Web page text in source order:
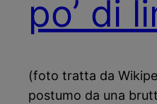
po’ di
(foto tratta da
postumo da una